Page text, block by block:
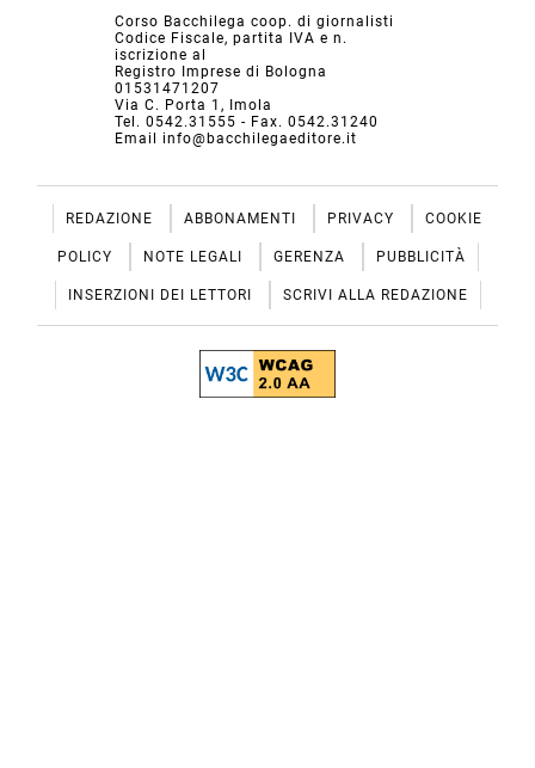
Corso Bacchilega coop. di giornalisti
Codice Fiscale, partita IVA e n.
iscrizione al
Registro Imprese di Bologna
01531471207
Via C. Porta 1, Imola
Tel. 0542.31555 - Fax. 0542.31240
Email info@bacchilegaeditore.it
REDAZIONE ABBONAMENTI PRIVACY COOKIE
POLICY NOTE LEGALI GERENZA PUBBLICITÀ
INSERZIONI DEI LETTORI SCRIVI ALLA REDAZIONE